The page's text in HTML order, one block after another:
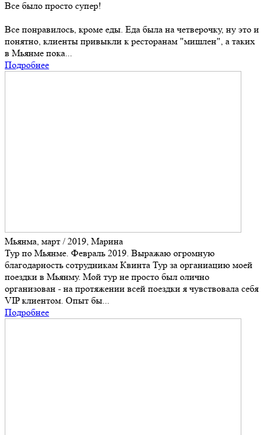
Все было просто супер!
Все понравилось, кроме еды. Еда была на четверочку, ну это и
понятно, клиенты привыкли к ресторанам "мишлен", а таких
в Мьянме пока...
Подробнее
Мьянма, март / 2019, Марина
Тур по Мьянме. Февраль 2019. Выражаю огромную
благодарность сотрудникам Квинта Тур за органиацию моей
поездки в Мьянму. Мой тур не просто был олично
организован - на протяжении всей поездки я чувствовала себя
VIP клиентом. Опыт бы...
Подробнее